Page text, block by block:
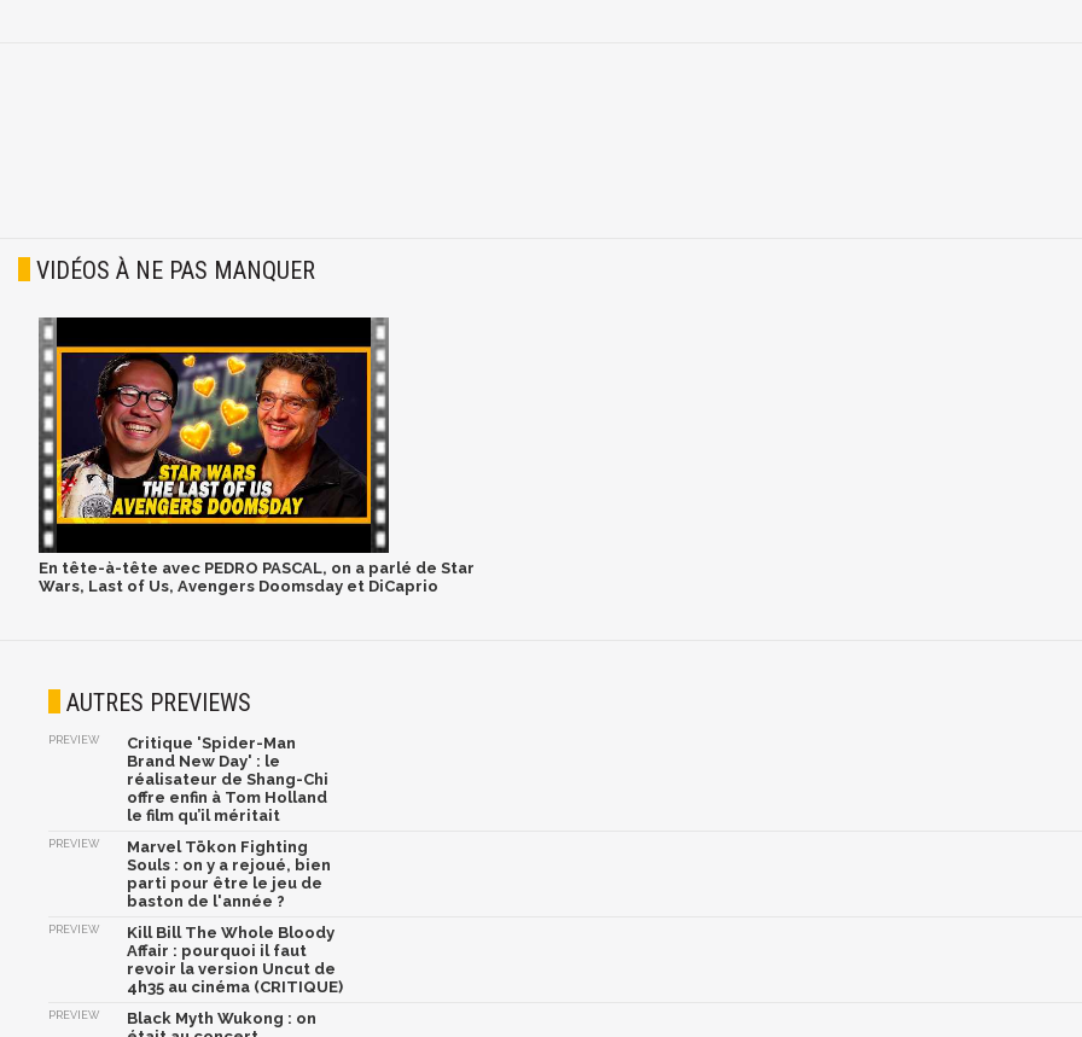
VIDÉOS À NE PAS MANQUER
En tête-à-tête avec PEDRO PASCAL, on a parlé de Star
Wars, Last of Us, Avengers Doomsday et DiCaprio
AUTRES PREVIEWS
PREVIEW
Critique 'Spider-Man
Brand New Day' : le
réalisateur de Shang-Chi
offre enfin à Tom Holland
le film qu’il méritait
PREVIEW
Marvel Tōkon Fighting
Souls : on y a rejoué, bien
parti pour être le jeu de
baston de l'année ?
PREVIEW
Kill Bill The Whole Bloody
Affair : pourquoi il faut
revoir la version Uncut de
4h35 au cinéma (CRITIQUE)
PREVIEW
Black Myth Wukong : on